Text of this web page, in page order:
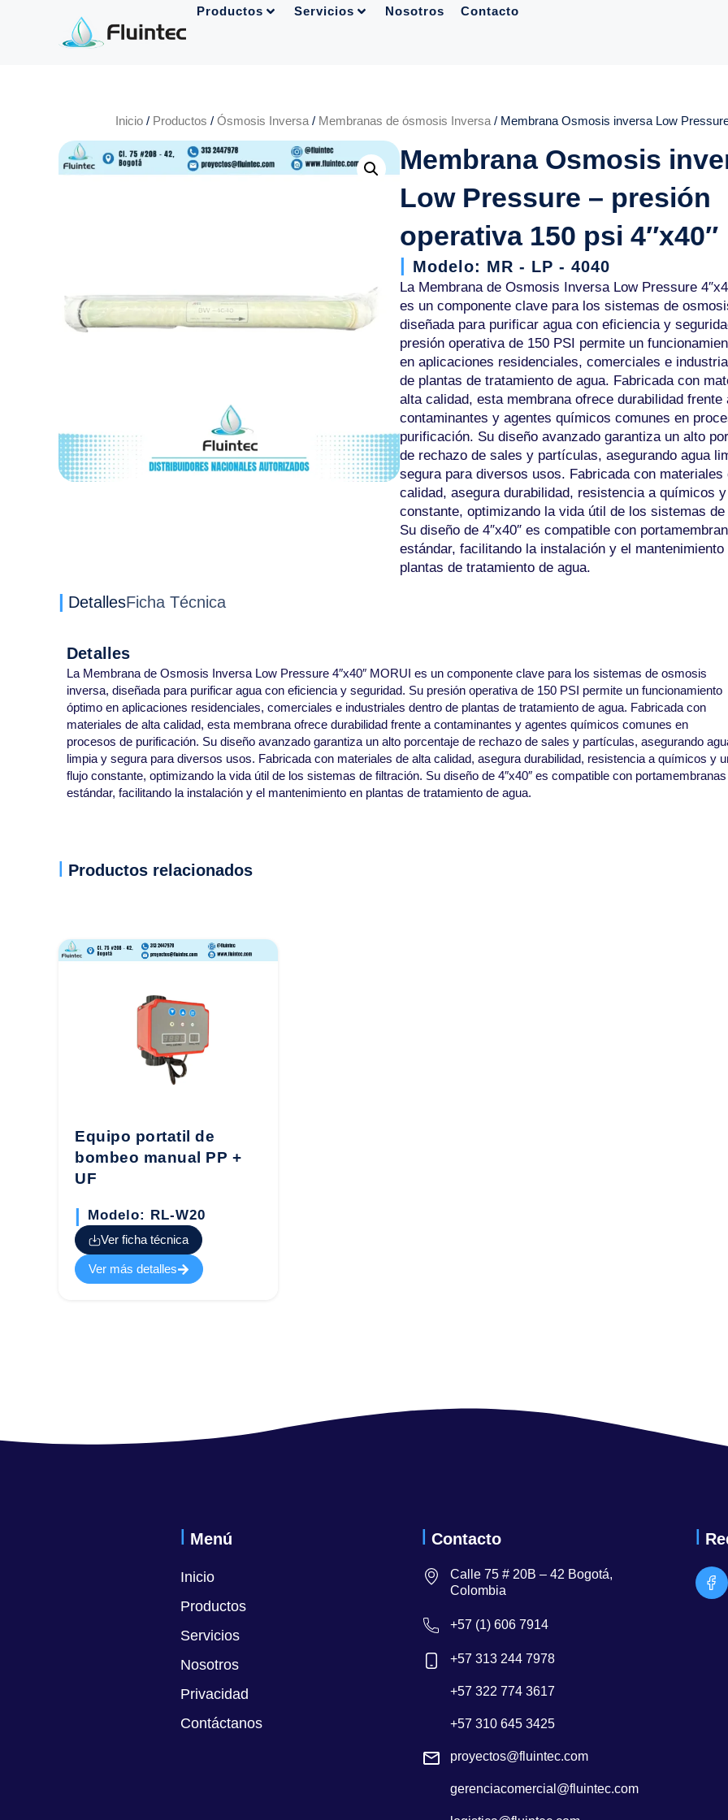
Productos Servicios Nosotros Contacto
Inicio / Productos / Ósmosis Inversa / Membranas de ósmosis Inversa / Membrana Osmosis inversa Low
Membrana Osmosis
Low Pressure – presión
operativa 150 psi 4″x40″
Modelo: MR - LP - 4040
La Membrana de Osmosis Inversa Low Pressure
es un componente clave para los sistemas de
diseñada para purificar agua con eficiencia y
presión operativa de 150 PSI permite un
en aplicaciones residenciales, comerciales e
de plantas de tratamiento de agua. Fabricada con
alta calidad, esta membrana ofrece durabilidad frente
contaminantes y agentes químicos comunes en
purificación. Su diseño avanzado garantiza un alto
de rechazo de sales y partículas, asegurando agua
segura para diversos usos. Fabricada con materiales
calidad, asegura durabilidad, resistencia a químicos
constante, optimizando la vida útil de los sistemas
Su diseño de 4″x40″ es compatible con
estándar, facilitando la instalación y el mantenimiento
plantas de tratamiento de agua.
DetallesFicha Técnica
Detalles
La Membrana de Osmosis Inversa Low Pressure 4″x40″ MORUI es un componente clave para los sistemas de osmosis
inversa, diseñada para purificar agua con eficiencia y seguridad. Su presión operativa de 150 PSI permite un funcionamiento
óptimo en aplicaciones residenciales, comerciales e industriales dentro de plantas de tratamiento de agua. Fabricada con
materiales de alta calidad, esta membrana ofrece durabilidad frente a contaminantes y agentes químicos comunes en
procesos de purificación. Su diseño avanzado garantiza un alto porcentaje de rechazo de sales y partículas, asegurando
limpia y segura para diversos usos. Fabricada con materiales de alta calidad, asegura durabilidad, resistencia a químicos y
flujo constante, optimizando la vida útil de los sistemas de filtración. Su diseño de 4″x40″ es compatible con portamembranas
estándar, facilitando la instalación y el mantenimiento en plantas de tratamiento de agua.
Productos relacionados
Equipo portatil de
bombeo manual PP +
UF
Modelo: RL-W20
Ver ficha técnica
Ver más detalles
Menú
Inicio
Productos
Servicios
Nosotros
Privacidad
Contáctanos
Contacto
Calle 75 # 20B – 42 Bogotá,
Colombia
+57 (1) 606 7914
+57 313 244 7978
+57 322 774 3617
+57 310 645 3425
proyectos@fluintec.com
gerenciacomercial@fluintec.com